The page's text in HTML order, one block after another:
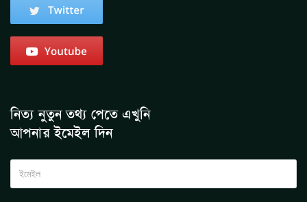
নিত্য নুতুন তথ্য পেতে এখুনি
আপনার ইমেইল দিন